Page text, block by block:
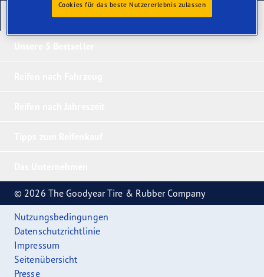
Unsere neuesten Produkte
© 2026 The Goodyear Tire & Rubber Company
Nutzungsbedingungen
Datenschutzrichtlinie
Impressum
Seitenübersicht
Presse
Cookies für das beste Nutzererlebnis zulassen